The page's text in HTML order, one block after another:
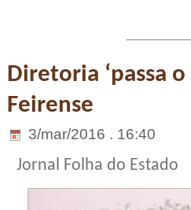
Diretoria ‘passa
Feirense
3/mar/2016 . 16:40
Jornal Folha do Estado